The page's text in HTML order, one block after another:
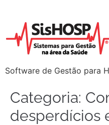
Software de Gestão para
Categoria:
desperdícios